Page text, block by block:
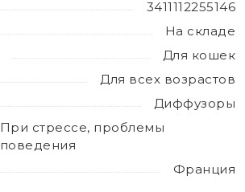
3411112255146
На складе
Для кошек
Для всех возрастов
Диффузоры
При стрессе, проблемы
поведения
Франция